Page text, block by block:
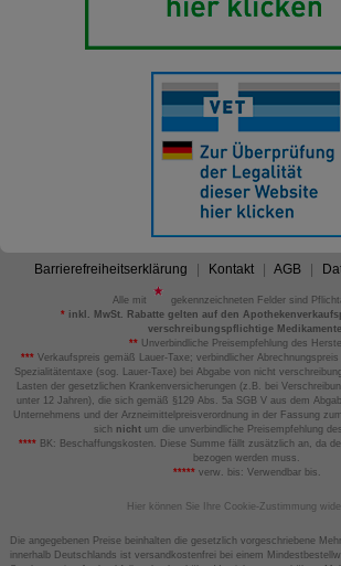
Barrierefreiheitserklärung Kontakt AGB
Alle mit
gekennzeichneten Felder sind
*inkl. MwSt. Rabatte gelten auf den
verschreibungspflichtige Medikamente.
** Unverbindliche Preisempfehlung des
*** Verkaufspreis gemäß Lauer-Taxe; verbindlicher
Spezialitätentaxe (sog. Lauer-Taxe) bei Abgabe von nicht
Lasten der gesetzlichen Krankenversicherungen (z.B. bei
unter 12 Jahren), die sich gemäß §129 Abs. 5a SGB V aus dem
Unternehmens und der Arzneimittelpreisverordnung in der Fassung
sich nicht um die unverbindliche Preisempfehlung
****BK: Beschaffungskosten. Diese Summe fällt zusätzlich an, da
bezogen werden muss.
*****verw. bis: Verwendbar bis.
Hier können Sie Ihre Cookie-Zustimmung
Die angegebenen Preise beinhalten die gesetzlich vorgeschriebene
innerhalb Deutschlands ist versandkostenfrei bei einem